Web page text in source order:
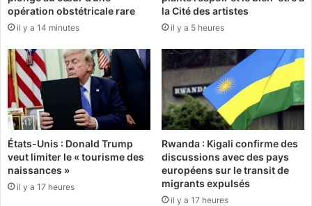
i
o
n
é
p
l
r
e
u
n
m
n
q
u
e
opération obstétricale rare
il y a 14 minutes
la Cité des artistes
il y a 5 heures
États-Unis : Donald Trump
veut limiter le « tourisme des
naissances »
il y a 17 heures
Rwanda : Kigali confirme des
discussions avec des pays
européens sur le transit de
migrants expulsés
il y a 17 heures